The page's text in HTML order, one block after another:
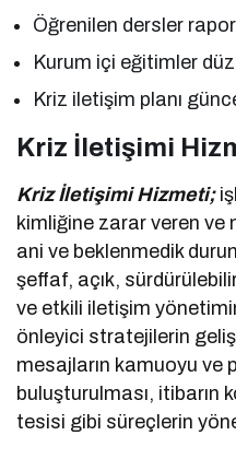
Öğrenilen dersler
Kurum içi eğitimler
Kriz iletişim planı
Kriz İletişimi
Kriz İletişimi Hizmeti;
kimliğine zarar veren ve
ani ve beklenmedik
şeffaf, açık,
ve etkili iletişim
önleyici stratejilerin
mesajların kamuoyu ve
buluşturulması, itibarın
tesisi gibi süreçlerin